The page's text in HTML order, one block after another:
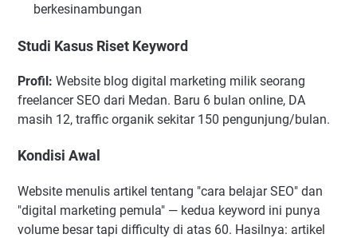
berkesinambungan
Studi Kasus Riset Keyword
Profil: Website blog digital marketing milik seorang
freelancer SEO dari Medan. Baru 6 bulan online, DA
masih 12, traffic organik sekitar 150 pengunjung/bulan.
Kondisi Awal
Website menulis artikel tentang "cara belajar SEO" dan
"digital marketing pemula" — kedua keyword ini punya
volume besar tapi difficulty di atas 60. Hasilnya: artikel